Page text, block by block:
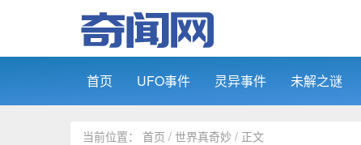
首页 UFO事件 灵异事件 未解之谜
当前位置： 首页 / 世界真奇妙 / 正文